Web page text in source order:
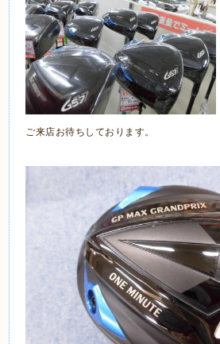
ご来店お待ちしております。